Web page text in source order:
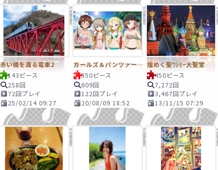
赤い橋を渡る電車2
143ピース
258回
72回プレイ
25/02/14 09:27
ガールズ＆パンツァー 戦車道大作戦
350ピース
609回
122回プレイ
20/08/09 18:52
煌めく聖ﾜｼﾘｰ大聖堂
450ピース
7,272回
3,467回プレイ
13/11/15 07:29